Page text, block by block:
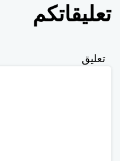
تعليقاتكم
تعليق